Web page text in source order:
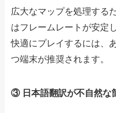
広大なマップを処理する
はフレームレートが安定
快適にプレイするには、
つ端末が推奨されます。
③ 日本語翻訳が不自然な